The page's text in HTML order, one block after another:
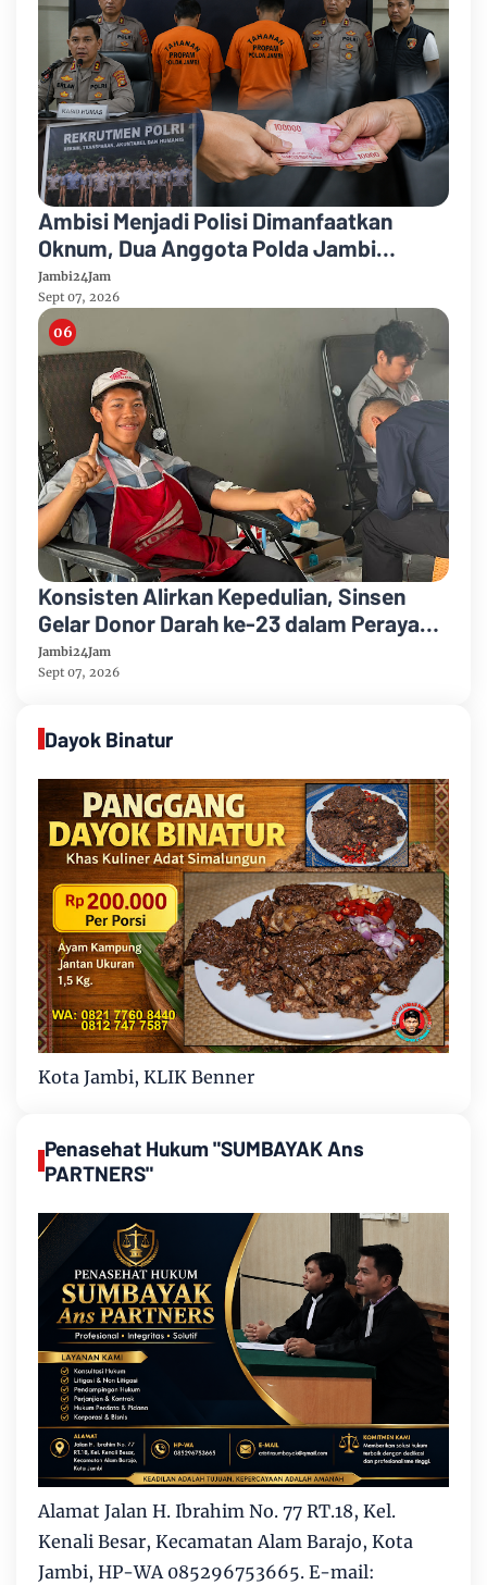
Ambisi Menjadi Polisi Dimanfaatkan
Oknum, Dua Anggota Polda Jambi
Diduga Tipu Calon Bintara dengan Janji
Kelulusan
Jambi24Jam
Sept 07, 2026
Konsisten Alirkan Kepedulian, Sinsen
Gelar Donor Darah ke-23 dalam Perayaan
Anniversary Sinsen
Jambi24Jam
Sept 07, 2026
Dayok Binatur
Kota Jambi, KLIK Benner
Penasehat Hukum "SUMBAYAK Ans
PARTNERS"
Alamat Jalan H. Ibrahim No. 77 RT.18, Kel.
Kenali Besar, Kecamatan Alam Barajo, Kota
Jambi, HP-WA 085296753665. E-mail: